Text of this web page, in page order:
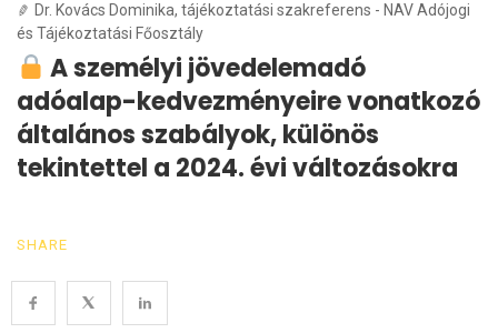
Dr. Kovács Dominika, tájékoztatási szakreferens - NAV Adójogi
és Tájékoztatási Főosztály
A személyi jövedelemadó
adóalap-kedvezményeire vonatkozó
általános szabályok, különös
tekintettel a 2024. évi változásokra
SHARE